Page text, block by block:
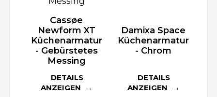
Cassøe
Newform XT
Küchenarmatur
- Gebürstetes
Messing
DETAILS
ANZEIGEN
Damixa Space
Küchenarmatur
- Chrom
DETAILS
ANZEIGEN